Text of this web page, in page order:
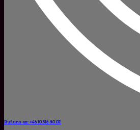
Ruf uns an: +46 10 516 80 02